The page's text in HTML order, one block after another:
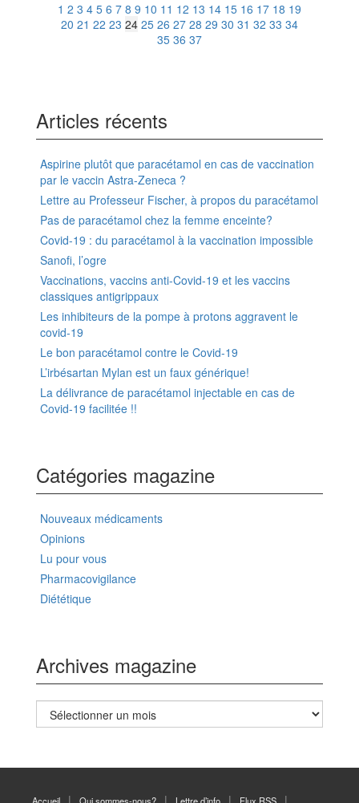
1 2 3 4 5 6 7 8 9 10 11 12 13 14 15 16 17 18 19
20 21 22 23 24 25 26 27 28 29 30 31 32 33 34
35 36 37
Articles récents
Aspirine plutôt que paracétamol en cas de vaccination
par le vaccin Astra-Zeneca ?
Lettre au Professeur Fischer, à propos du paracétamol
Pas de paracétamol chez la femme enceinte?
Covid-19 : du paracétamol à la vaccination impossible
Sanofi, l’ogre
Vaccinations, vaccins anti-Covid-19 et les vaccins
classiques antigrippaux
Les inhibiteurs de la pompe à protons aggravent le
covid-19
Le bon paracétamol contre le Covid-19
L’irbésartan Mylan est un faux générique!
La délivrance de paracétamol injectable en cas de
Covid-19 facilitée !!
Catégories magazine
Nouveaux médicaments
Opinions
Lu pour vous
Pharmacovigilance
Diététique
Archives magazine
Archives
magazine